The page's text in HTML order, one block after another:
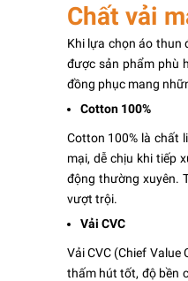
Chất vải
Khi lựa chọn áo thun
được sản phẩm phù
đồng phục mang
Cotton 100%
Cotton 100% là chất
mại, dễ chịu khi tiếp
động thường xuyên.
vượt trội.
Vải CVC
Vải CVC (Chief
thấm hút tốt, độ bền